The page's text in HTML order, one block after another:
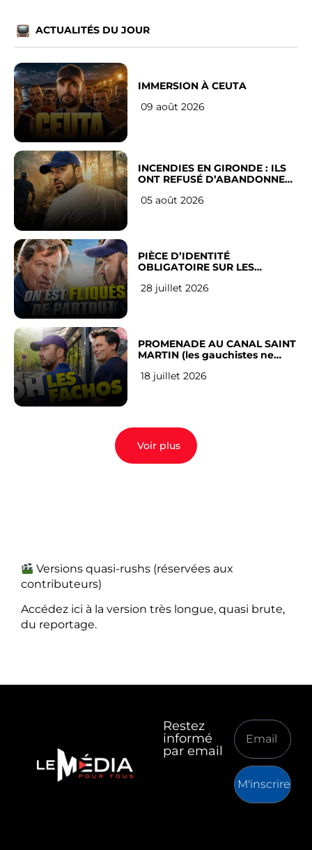
ACTUALITÉS DU JOUR
IMMERSION À CEUTA
09 août 2026
INCENDIES EN GIRONDE : ILS
ONT REFUSÉ D’ABANDONNER
05 août 2026
PIÈCE D’IDENTITÉ
OBLIGATOIRE SUR LES
Français
28 juillet 2026
PROMENADE AU CANAL SAINT
MARTIN (les gauchistes ne
18 juillet 2026
Voir plus
Versions quasi-rushs (réservées aux
contributeurs)
Accédez ici à la version très longue, quasi brute,
du reportage.
Restez
informé
par email
M'inscrire